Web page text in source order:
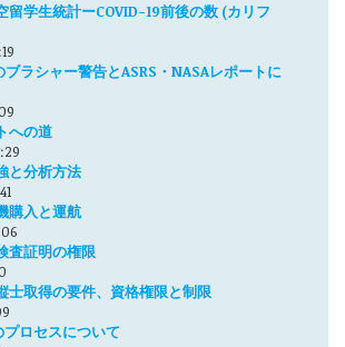
留学生統計ーCOVID-19前後の数 (カリフ
ブラシャー警告とASRS・NASAレポートに
への道
と分析方法
購入と運航
査証明の権限
士取得の要件、資格権限と制限
プロセスについて